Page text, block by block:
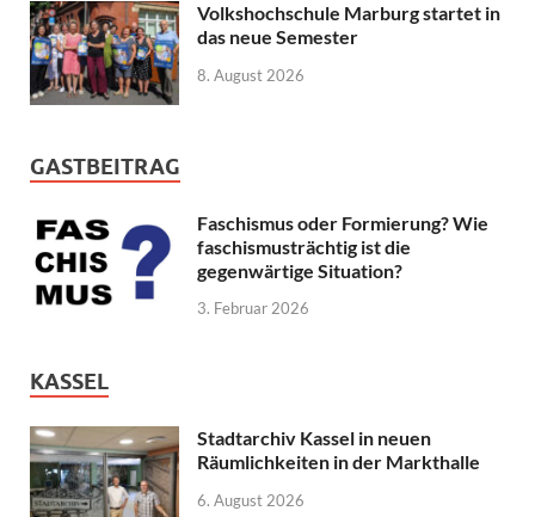
Volkshochschule Marburg startet in
das neue Semester
8. August 2026
GASTBEITRAG
Faschismus oder Formierung? Wie
faschismusträchtig ist die
gegenwärtige Situation?
3. Februar 2026
KASSEL
Stadtarchiv Kassel in neuen
Räumlichkeiten in der Markthalle
6. August 2026